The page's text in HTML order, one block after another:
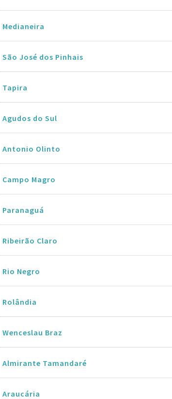
Medianeira
São José dos Pinhais
Tapira
Agudos do Sul
Antonio Olinto
Campo Magro
Paranaguá
Ribeirão Claro
Rio Negro
Rolândia
Wenceslau Braz
Almirante Tamandaré
Araucária